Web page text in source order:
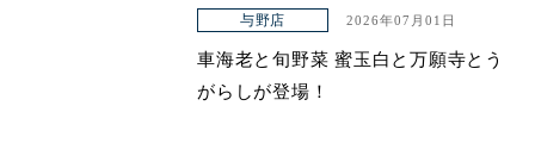
与野店 2026年07月01日
車海老と旬野菜 蜜玉白と万願寺とう
がらしが登場！